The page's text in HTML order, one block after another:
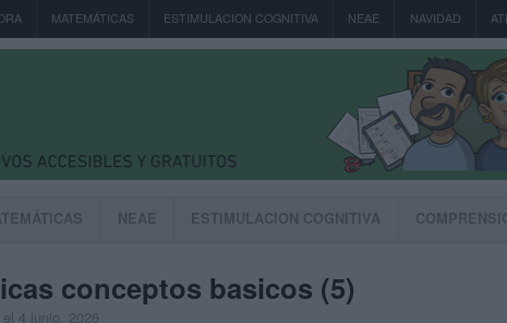
MATEMÁTICAS ESTIMULACION COGNITIVA NEAE NAVIDAD
NEAE ESTIMULACION COGNITIVA
conceptos basicos (5)
el 4 junio, 2026